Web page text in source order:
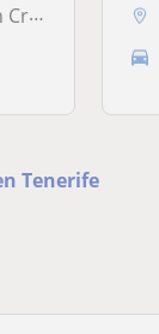
Tenerife